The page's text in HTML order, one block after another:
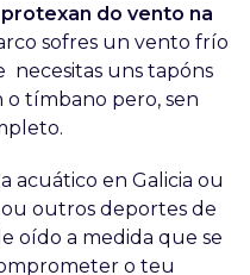
do vento na
sofres un vento frío
necesitas uns tapóns
tímbano pero, sen
acuático en Galicia ou
outros deportes de
oído a medida que se
o teu